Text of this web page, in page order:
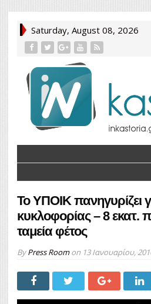
Saturday, August 08, 2026
Το ΥΠΟΙΚ πανηγυρίζει
κυκλοφορίας – 8
ταμεία φέτος
ByPress Roomon 13 Ιανουαρίου,